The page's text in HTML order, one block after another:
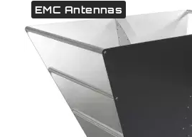
EMC Antennas